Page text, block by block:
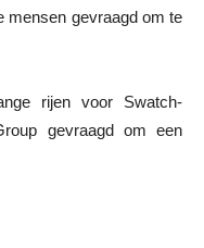
mensen gevraagd om te
rijen voor Swatch-
gevraagd om een